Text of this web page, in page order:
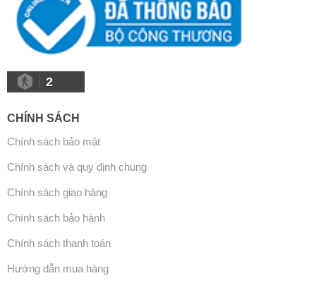
2
CHÍNH SÁCH
Chính sách bảo mật
Chính sách và quy định chung
Chính sách giao hàng
Chính sách bảo hành
Chính sách thanh toán
Hướng dẫn mua hàng